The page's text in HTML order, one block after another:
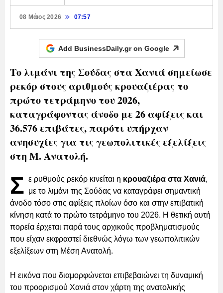
08 Μάιος 2026 07:57
Add BusinessDaily.gr on Google
Το λιμάνι της Σούδας στα Χανιά σημείωσε
ρεκόρ στους αριθμούς κρουαζιέρας το
πρώτο τετράμηνο του 2026,
καταγράφοντας άνοδο με 26 αφίξεις και
36.576 επιβάτες, παρότι υπήρχαν
ανησυχίες για τις γεωπολιτικές εξελίξεις
στη Μ. Ανατολή.
Σ ε ρυθμούς ρεκόρ κινείται η κρουαζιέρα στα Χανιά,
με το λιμάνι της Σούδας να καταγράφει σημαντική
άνοδο τόσο στις αφίξεις πλοίων όσο και στην επιβατική
κίνηση κατά το πρώτο τετράμηνο του 2026. Η θετική αυτή
πορεία έρχεται παρά τους αρχικούς προβληματισμούς
που είχαν εκφραστεί διεθνώς λόγω των γεωπολιτικών
εξελίξεων στη Μέση Ανατολή.
Η εικόνα που διαμορφώνεται επιβεβαιώνει τη δυναμική
του προορισμού Χανιά στον χάρτη της ανατολικής